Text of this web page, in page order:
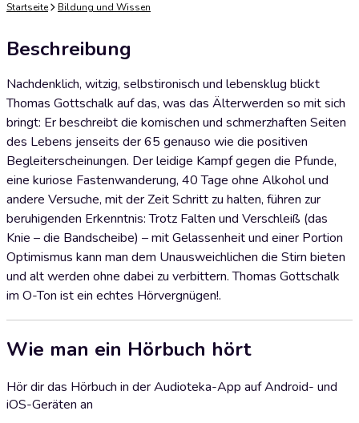
Startseite Bildung und Wissen
Beschreibung
Nachdenklich, witzig, selbstironisch und lebensklug blickt
Thomas Gottschalk auf das, was das Älterwerden so mit sich
bringt: Er beschreibt die komischen und schmerzhaften Seiten
des Lebens jenseits der 65 genauso wie die positiven
Begleiterscheinungen. Der leidige Kampf gegen die Pfunde,
eine kuriose Fastenwanderung, 40 Tage ohne Alkohol und
andere Versuche, mit der Zeit Schritt zu halten, führen zur
beruhigenden Erkenntnis: Trotz Falten und Verschleiß (das
Knie – die Bandscheibe) – mit Gelassenheit und einer Portion
Optimismus kann man dem Unausweichlichen die Stirn bieten
und alt werden ohne dabei zu verbittern. Thomas Gottschalk
im O-Ton ist ein echtes Hörvergnügen!.
Wie man ein Hörbuch hört
Hör dir das Hörbuch in der Audioteka-App auf Android- und
iOS-Geräten an